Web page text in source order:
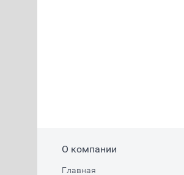
О компании
Главная